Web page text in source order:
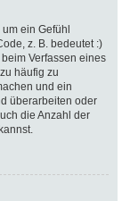
ein Gefühl
z. B. bedeutet :)
Verfassen eines
häufig zu
und ein
überarbeiten oder
die Anzahl der